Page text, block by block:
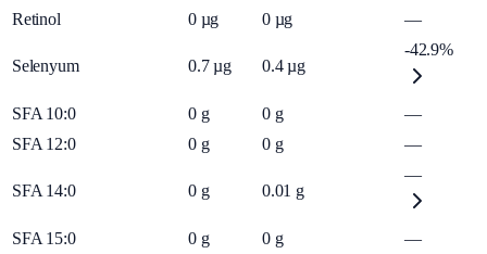
Retinol 0 µg 0 µg —
Selenyum 0.7 µg 0.4 µg
-42.9%
SFA 10:0 0 g 0 g
—
SFA 12:0
0 g 0 g —
SFA 14:0 0 g 0.01 g
—
SFA 15:0 0 g 0 g —